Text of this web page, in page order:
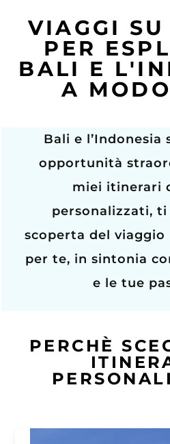
VIAGGI
PER
BALI E
A
Bali e l’Indonesia
opportunità
miei itinerari
personalizzati,
scoperta del viaggio
per te, in sintonia
e le tue
PERCHÈ